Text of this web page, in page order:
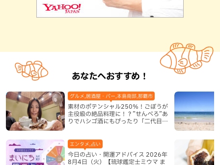
あなたへおすすめ！
素材のポテンシャル250％！ごぼうが
主役級の絶品料理に！？”せんべろ”あ
りでハシゴ酒にもぴったり「二代目ふ
グルメ,居酒屋・バー,本島南部,那覇市
今日の占い・開運アドバイス 2026年
8月4日（火）【琉球鑑定士ミウマ ま
エンタメ,占い